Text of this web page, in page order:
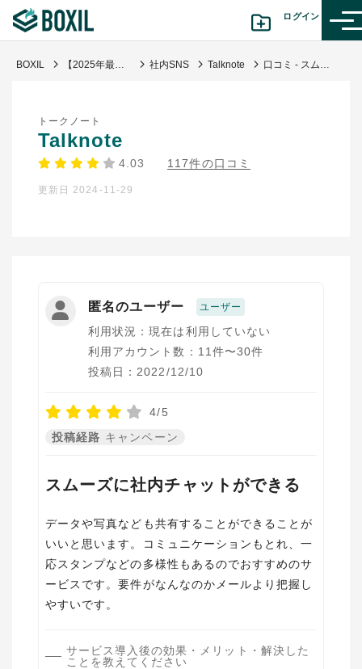
ログイン
診断から探す(β版)
BOXIL 【2025年最新】社内SNS比較！おすすめサービスの料金・機能・口コミ【無料あり】 社内SNS Talknote 口コミ - スムーズに社内チャットができる
トークノート
Talknote
4.03 117件の口コミ
更新日 2024-11-29
匿名のユーザー ユーザー
利用状況：現在は利用していない
利用アカウント数：11件〜30件
投稿日：2022/12/10
4/5
投稿経路 キャンペーン
スムーズに社内チャットができる
データや写真なども共有することができることが
いいと思います。コミュニケーションもとれ、一
応スタンプなどの多様性もあるのでおすすめのサ
ービスです。要件がなんなのかメールより把握し
やすいです。
サービス導入後の効果・メリット・解決した
ことを教えてください